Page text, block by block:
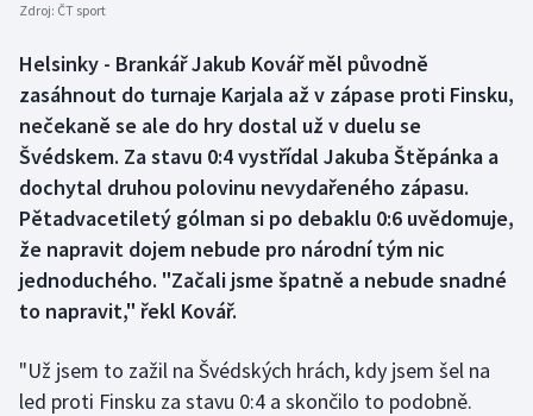
Box
Curling
Dostihy
Florbal
Futsal
Golf
Zdroj: ČT sport
Helsinky - Brankář Jakub Kovář měl původně
zasáhnout do turnaje Karjala až v zápase proti Finsku,
nečekaně se ale do hry dostal už v duelu se
Švédskem. Za stavu 0:4 vystřídal Jakuba Štěpánka a
dochytal druhou polovinu nevydařeného zápasu.
Pětadvacetiletý gólman si po debaklu 0:6 uvědomuje,
že napravit dojem nebude pro národní tým nic
jednoduchého. "Začali jsme špatně a nebude snadné
to napravit," řekl Kovář.
"Už jsem to zažil na Švédských hrách, kdy jsem šel na
led proti Finsku za stavu 0:4 a skončilo to podobně.